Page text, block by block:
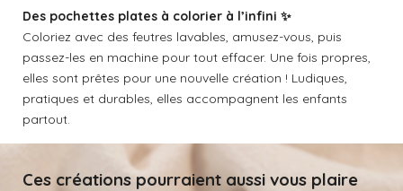
a
g
e
g
e
e
e
Des pochettes plates à colorier à l’infini ✨
Coloriez avec des feutres lavables, amusez-vous, puis
passez-les en machine pour tout effacer. Une fois propres,
elles sont prêtes pour une nouvelle création ! Ludiques,
pratiques et durables, elles accompagnent les enfants
partout.
Ces créations pourraient aussi vous plaire